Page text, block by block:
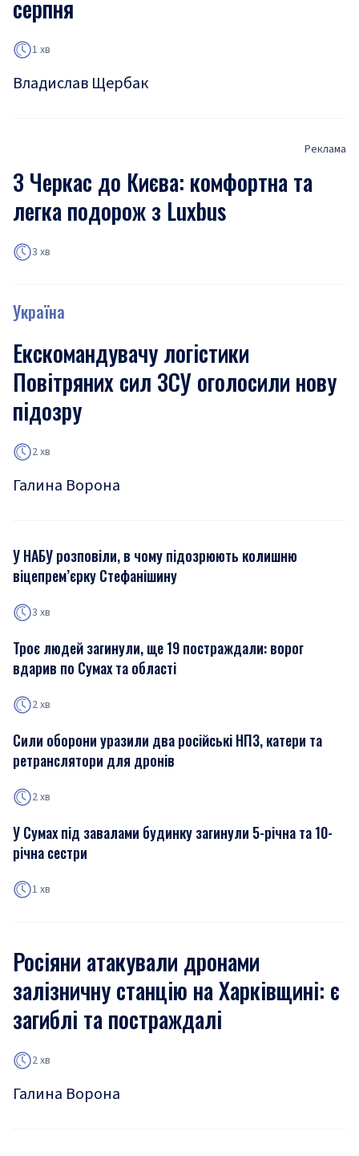
серпня
1 хв
Владислав Щербак
Реклама
З Черкас до Києва: комфортна та
легка подорож з Luxbus
3 хв
Україна
Екскомандувачу логістики
Повітряних сил ЗСУ оголосили нову
підозру
2 хв
Галина Ворона
У НАБУ розповіли, в чому підозрюють колишню
віцепрем’єрку Стефанішину
3 хв
Троє людей загинули, ще 19 постраждали: ворог
вдарив по Сумах та області
2 хв
Сили оборони уразили два російські НПЗ, катери та
ретранслятори для дронів
2 хв
У Сумах під завалами будинку загинули 5-річна та 10-
річна сестри
1 хв
Росіяни атакували дронами
залізничну станцію на Харківщині: є
загиблі та постраждалі
2 хв
Галина Ворона